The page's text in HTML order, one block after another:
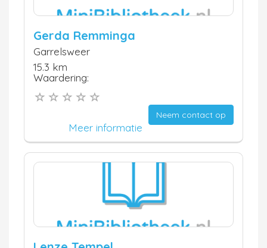
Gerda Remminga
Garrelsweer
15.3 km
Waardering:
Neem contact op
Meer informatie